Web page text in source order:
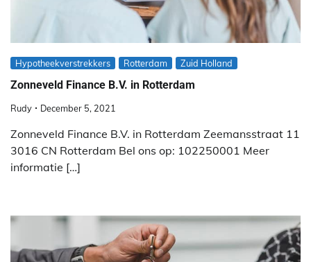
Hypotheekverstrekkers Rotterdam Zuid Holland
Zonneveld Finance B.V. in Rotterdam
Rudy December 5, 2021
Zonneveld Finance B.V. in Rotterdam Zeemansstraat 11
3016 CN Rotterdam Bel ons op: 102250001 Meer
informatie […]